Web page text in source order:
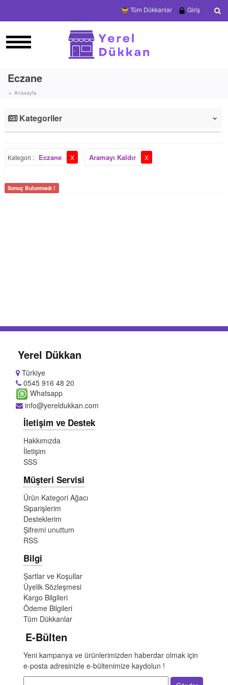
Tüm Dükkanlar Giriş
Eczane
Anasayfa
Kategoriler ‹
Kategori : Eczane X Aramayı Kaldır X
Sonuç Bulunmadı !
Yerel Dükkan
Türkiye
0545 916 48 20
Whatsapp
info@yereldukkan.com
İletişim ve Destek
Hakkımızda
İletişim
SSS
Müşteri Servisi
Ürün Kategori Ağacı
Siparişlerim
Desteklerim
Şifremi unuttum
RSS
Bilgi
Şartlar ve Koşullar
Üyelik Sözleşmesi
Kargo Bilgileri
Ödeme Bilgileri
Tüm Dükkanlar
E-Bülten
Yeni kampanya ve ürünlerimizden haberdar olmak için
e-posta adresinizle e-bültenimize kaydolun !